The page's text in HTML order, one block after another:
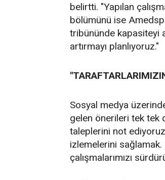
belirtti. "Yapılan
bölümünü ise
tribününde kapasiteyi
artırmayı planlıyoruz."
Sosyal medya
gelen önerileri tek tek
taleplerini not
izlemelerini sağlamak.
çalışmalarımızı